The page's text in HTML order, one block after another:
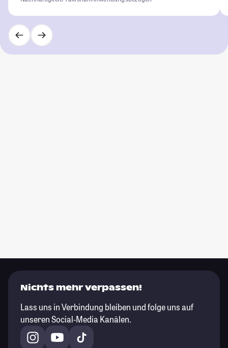
Nichts mehr verpassen!
Lass uns in Verbindung bleiben und folge uns auf
unseren Social-Media Kanälen.